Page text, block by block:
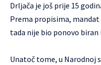
Drljača je još prije 15
Prema propisima,
tada nije bio ponovo biran
Unatoč tome, u Narodnoj